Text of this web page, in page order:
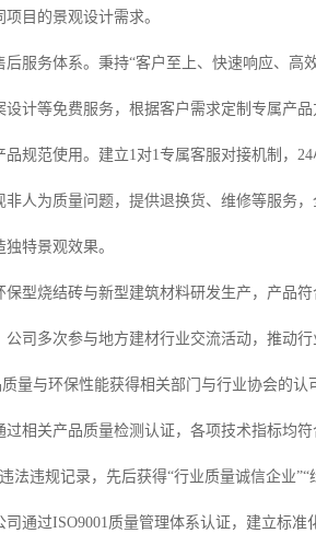
目的景观设计需求。
服务体系。秉持“客户至上、快速响应、高
计等免费服务，根据客户需求定制专属产
规范使用。建立1对1专属客服对接机制，
人为质量问题，提供退换货、维修等服务
特景观效果。
型烧结砖与新型建筑材料研发生产，产品
司多次参与地方建材行业交流活动，推动
量与环保性能获得相关部门与行业协会的认
相关产品质量检测认证，各项技术指标均
违规记录，先后获得“行业质量诚信企业
通过ISO9001质量管理体系认证，建立标